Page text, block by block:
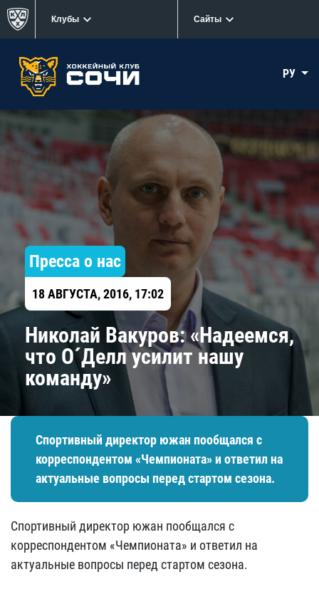
Клубы Сайты
РУ
Пресса о нас
18 АВГУСТА, 2016, 17:02
Николай Вакуров: «Надеемся,
что О´Делл усилит нашу
команду»
Спортивный директор южан пообщался с
корреспондентом «Чемпионата» и ответил на
актуальные вопросы перед стартом сезона.
Спортивный директор южан пообщался с
корреспондентом «Чемпионата» и ответил на
актуальные вопросы перед стартом сезона.